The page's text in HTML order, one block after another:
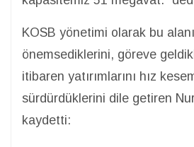
KOSB yönetimi olarak bu
önemsediklerini, göreve
itibaren yatırımlarını hız
sürdürdüklerini dile getiren
kaydetti: